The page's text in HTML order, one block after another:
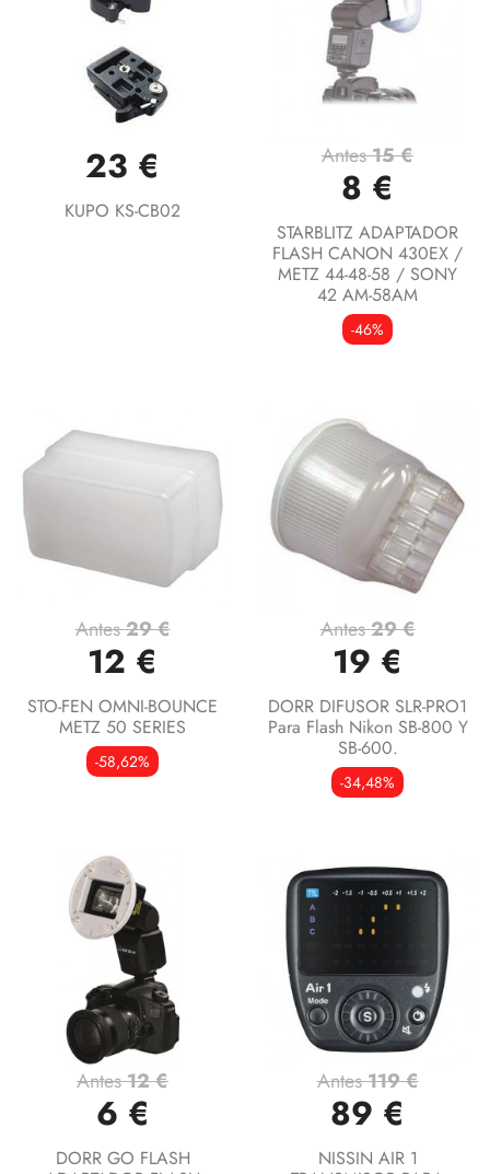
23 €
KUPO KS-CB02
Antes15 €
8 €
STARBLITZ ADAPTADOR
FLASH CANON 430EX /
METZ 44-48-58 / SONY
42 AM-58AM
-46%
Antes29 €
12 €
STO-FEN OMNI-BOUNCE
METZ 50 SERIES
-58,62%
Antes29 €
19 €
DORR DIFUSOR SLR-PRO1
Para Flash Nikon SB-800 Y
SB-600.
-34,48%
Antes12 €
6 €
DORR GO FLASH
Antes119 €
89 €
NISSIN AIR 1